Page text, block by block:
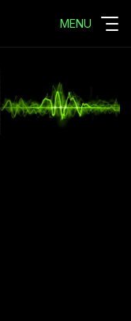
MENU